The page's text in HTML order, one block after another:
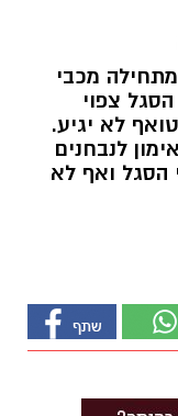
מכבי
צפוי
לא יגיע.
לנבחנים
הסגל ואף לא